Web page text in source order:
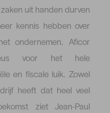
uit handen durven
kennis hebben over
ondernemen. Aficor
voor het hele
en fiscale luik. Zowel
heeft dat heel veel
ziet Jean-Paul